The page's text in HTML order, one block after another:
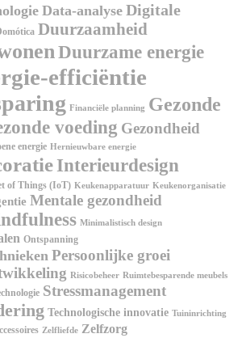
Data-analyse Digitale
Duurzaamheid
Duurzame energie
efficiëntie
Financiële planning Gezonde
voeding Gezondheid
energie Hernieuwbare energie
Interieurdesign
of Things (IoT) Keukenapparatuur Keukenorganisatie
Mentale gezondheid
Minimalistisch design
Ontspanning
Persoonlijke groei
Risicobeheer Ruimtebesparende meubels
Stressmanagement
Technologische innovatie Tuininrichting
Zelfliefde Zelfzorg